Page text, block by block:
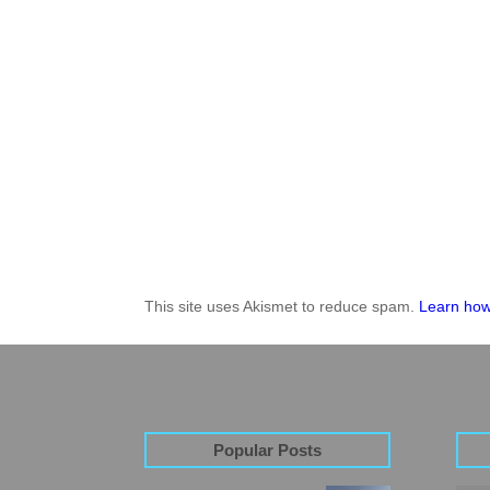
This site uses Akismet to reduce spam. Learn
Popular Posts